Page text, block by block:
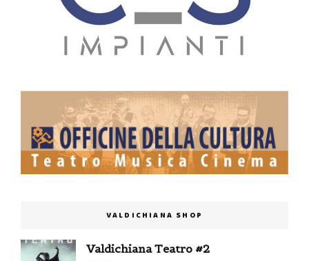
VALDICHIANA SHOP
Valdichiana Teatro #2